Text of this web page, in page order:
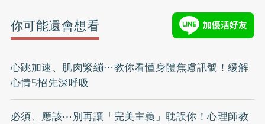
你可能還會想看
心跳加速、肌肉緊繃⋯教你看懂身體焦慮訊號！緩解
心情5招先深呼吸
必須、應該⋯別再讓「完美主義」耽誤你！心理師教